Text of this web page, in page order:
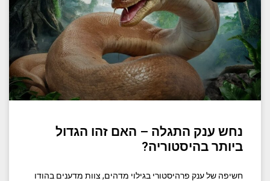
נחש ענק התגלה – האם זהו הגדול
ביותר בהיסטוריה?
חשיפה של ענק פרהיסטורי בגילוי מדהים, צוות מדענים בהודו